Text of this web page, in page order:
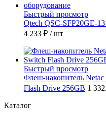
Быстрый просмотр
Qtech QSC-SFP20GE-
4 233 ₽ / шт
Быстрый просмотр
Флеш-накопитель
Flash Drive 256GB 1
Каталог